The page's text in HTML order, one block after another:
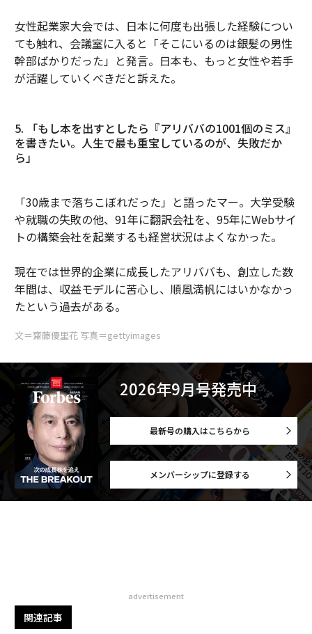
女性起業家大会では、日本に何度も出張した経験につい
ても触れ、会議室に入ると「そこにいるのは銀髪の男性
幹部ばかりだった」と発言。日本も、もっと女性や若手
が活躍していくべきだと訴えた。
5. 「もし本を出すとしたら『アリババの1001個のミス』
を書きたい。人生で最も重宝しているのが、失敗だか
ら」
「30歳まで落ちこぼれだった」と語ったマー。大学受験
や就職の失敗の他、91年に翻訳会社を、95年にWebサイ
トの構築会社を起業するも経営状況はよくなかった。
現在では世界的企業に成長したアリババも、創立した数
年間は、収益モデルに苦心し、順風満帆にはいかなかっ
たという過去がある。
文＝齋藤優里花 写真＝gettyimages
2026年9月号発売中
最新号の購入はこちらから
メンバーシップに登録する
advertisement
関連記事